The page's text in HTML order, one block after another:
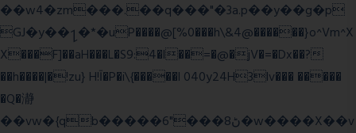
��w4�zm���.��q���"�3a.p��y��g�p
GJ�y��႑�*�uP����@[%0���h\&4@������}o^Vm^X
X���F]��aH���L�S9:4�l��=�@�jV�=�Dx��?
��h����|�!zu} H!Ī�P�i\{�����l 040y24H3lv��� �����
�Q�瀞
��vw�{qb�����6"���8ڻ�w����X��v